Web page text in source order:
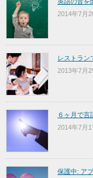
2014年7月
レストラン
2013年7月
６ヶ月で言
2014年7月
保護中: ア